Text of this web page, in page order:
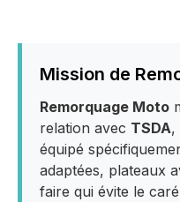
Mission de
Remorquage Moto
relation avec TSDA,
équipé
adaptées, plateaux
faire qui évite le